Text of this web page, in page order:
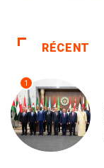
RÉCENT
1